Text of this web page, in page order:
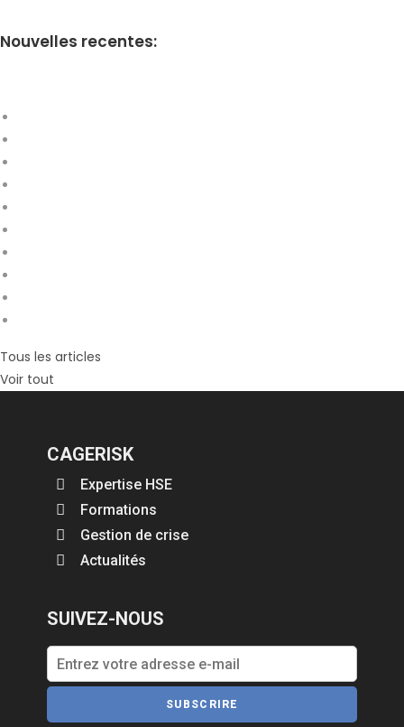
Nouvelles recentes:
Tous les articles
Voir tout
CAGERISK
Expertise HSE
Formations
Gestion de crise
Actualités
SUIVEZ-NOUS
SUBSCRIRE